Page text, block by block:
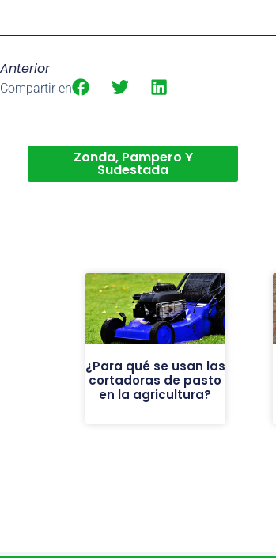
Anterior
Compartir en
Zonda, Pampero Y
Sudestada
¿Para qué se usan las
cortadoras de pasto
en la agricultura?